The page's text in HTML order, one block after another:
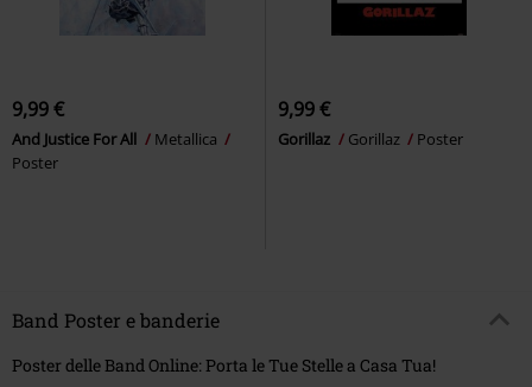
9,99 €
And Justice For All
Metallica
Poster
9,99 €
Gorillaz Gorillaz Poster
Band Poster e banderie
Poster delle Band Online: Porta le Tue Stelle a Casa Tua!